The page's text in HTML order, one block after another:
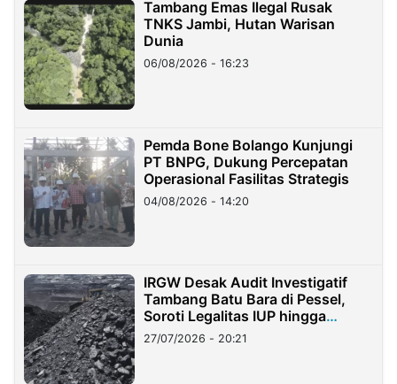
Tambang Emas Ilegal Rusak
TNKS Jambi, Hutan Warisan
Dunia
06/08/2026 - 16:23
Pemda Bone Bolango Kunjungi
PT BNPG, Dukung Percepatan
Operasional Fasilitas Strategis
04/08/2026 - 14:20
IRGW Desak Audit Investigatif
Tambang Batu Bara di Pessel,
Soroti Legalitas IUP hingga
Stockpile
27/07/2026 - 20:21